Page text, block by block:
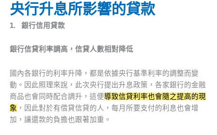
央行升息所影響的貸款
1. 銀行信用貸款
銀行信貸利率調高，信貸人數相對降低
國內各銀行的利率升降，都是依據央行基準利率的調整而變
動。因此照理來說，此次央行提出升息政策，各家銀行的金融
商品也會同時配合調升，這便導致信貸利率也會隨之提高的現
象 ，因此對於有借貸信貸的人，每月所要支付的利息也會增
加，讓還款的負擔也跟著加重。